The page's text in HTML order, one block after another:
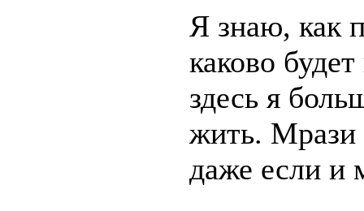
Я знаю, как
каково
здесь я
жить. Мрази
даже если и